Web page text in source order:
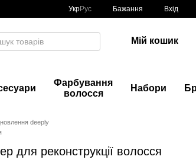
УкрРус Бажання Вхід
Мій кошик
Фарбування
волосся
Набори
deeply
для реконструкції волосся